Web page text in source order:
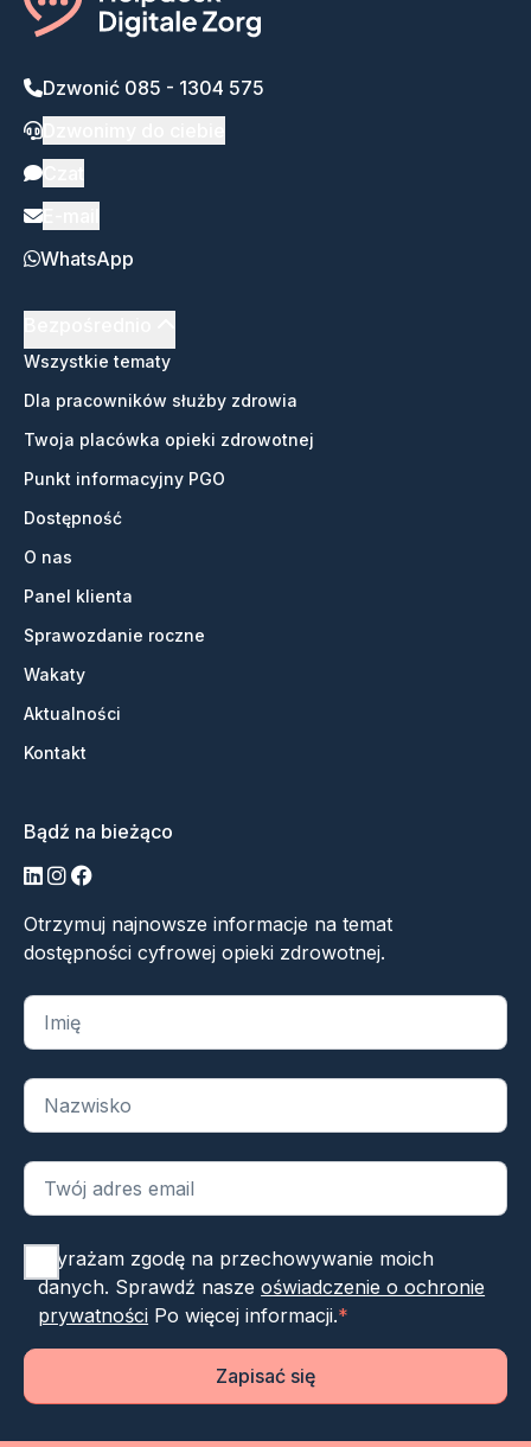
Dzwonić 085 - 1304 575
WhatsApp
Wszystkie tematy
Dla pracowników służby zdrowia
Twoja placówka opieki zdrowotnej
Punkt informacyjny PGO
Dostępność
O nas
Panel klienta
Sprawozdanie roczne
Wakaty
Aktualności
Kontakt
Bądź na bieżąco
LinkedIn
Instagram
Facebook
Otrzymuj najnowsze informacje na temat
dostępności cyfrowej opieki zdrowotnej.
„*” oznacza wymagane pola
Wyrażam zgodę na przechowywanie moich
danych. Sprawdź naszeoświadczenie o ochronie
prywatności Po więcej informacji.*
Zapisać się